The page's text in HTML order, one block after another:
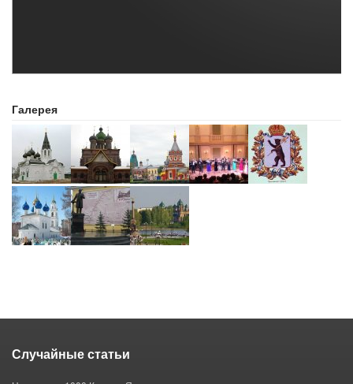
Галерея
Случайные статьи